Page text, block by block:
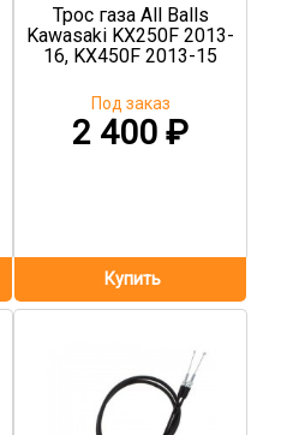
Трос газа All Balls
Kawasaki KX250F 2013-
16, KX450F 2013-15
2 400₽
Под заказ